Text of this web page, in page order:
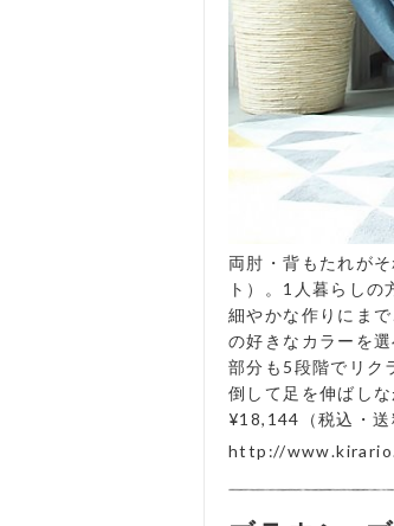
両肘・背もたれが
ト）。1人暮らしの
細やかな作りにま
の好きなカラーを
部分も5段階でリク
倒して足を伸ばし
¥18,144（税込・送
http://